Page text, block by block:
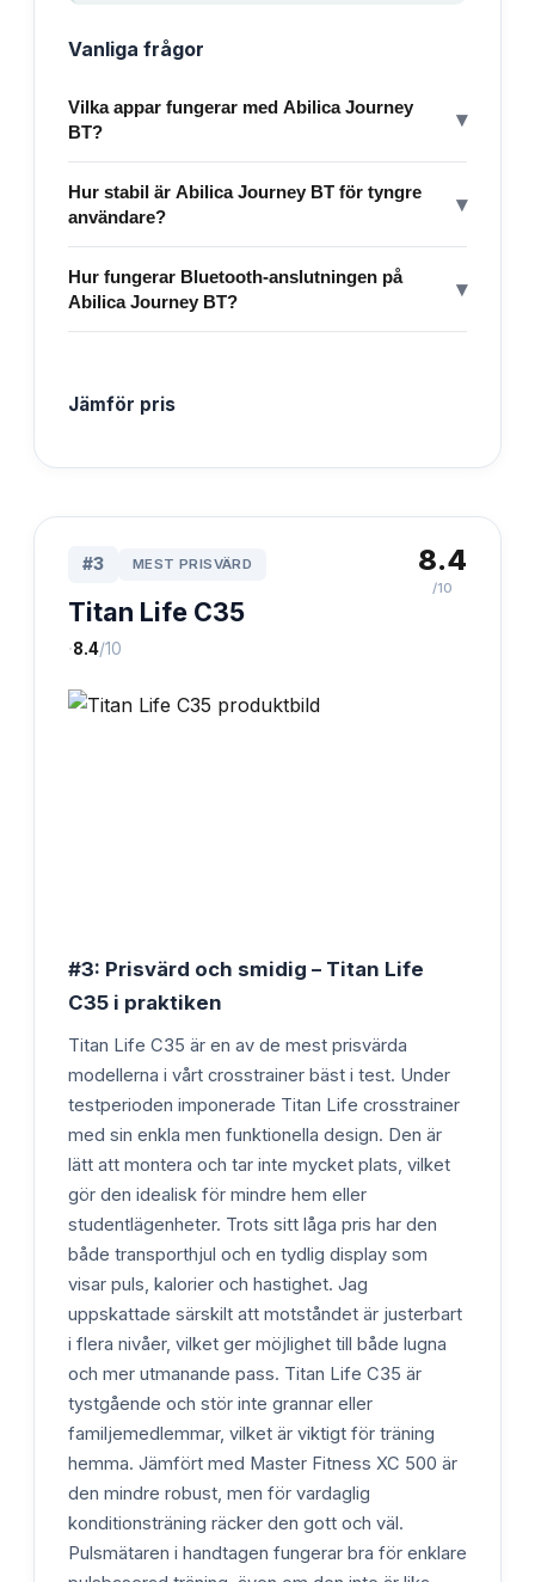
Vanliga frågor
Vilka appar fungerar med Abilica Journey
BT?
▾
Hur stabil är Abilica Journey BT för tyngre
användare?
▾
Hur fungerar Bluetooth-anslutningen på
Abilica Journey BT?
▾
Jämför pris
#3 MEST PRISVÄRD
Titan Life C35
·8.4/10
8.4
/10
#3: Prisvärd och smidig – Titan Life
C35 i praktiken
Titan Life C35 är en av de mest prisvärda
modellerna i vårt crosstrainer bäst i test. Under
testperioden imponerade Titan Life crosstrainer
med sin enkla men funktionella design. Den är
lätt att montera och tar inte mycket plats, vilket
gör den idealisk för mindre hem eller
studentlägenheter. Trots sitt låga pris har den
både transporthjul och en tydlig display som
visar puls, kalorier och hastighet. Jag
uppskattade särskilt att motståndet är justerbart
i flera nivåer, vilket ger möjlighet till både lugna
och mer utmanande pass. Titan Life C35 är
tystgående och stör inte grannar eller
familjemedlemmar, vilket är viktigt för träning
hemma. Jämfört med Master Fitness XC 500 är
den mindre robust, men för vardaglig
konditionsträning räcker den gott och väl.
Pulsmätaren i handtagen fungerar bra för enklare